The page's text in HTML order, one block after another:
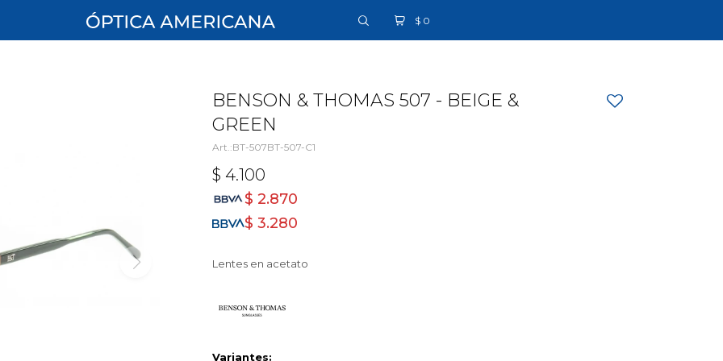
$ 0
BENSON & THOMAS 507 - BEIGE &
GREEN
BT-507BT-507-C1
$ 4.100
$ 2.870
$ 3.280
Lentes en acetato
Variantes: